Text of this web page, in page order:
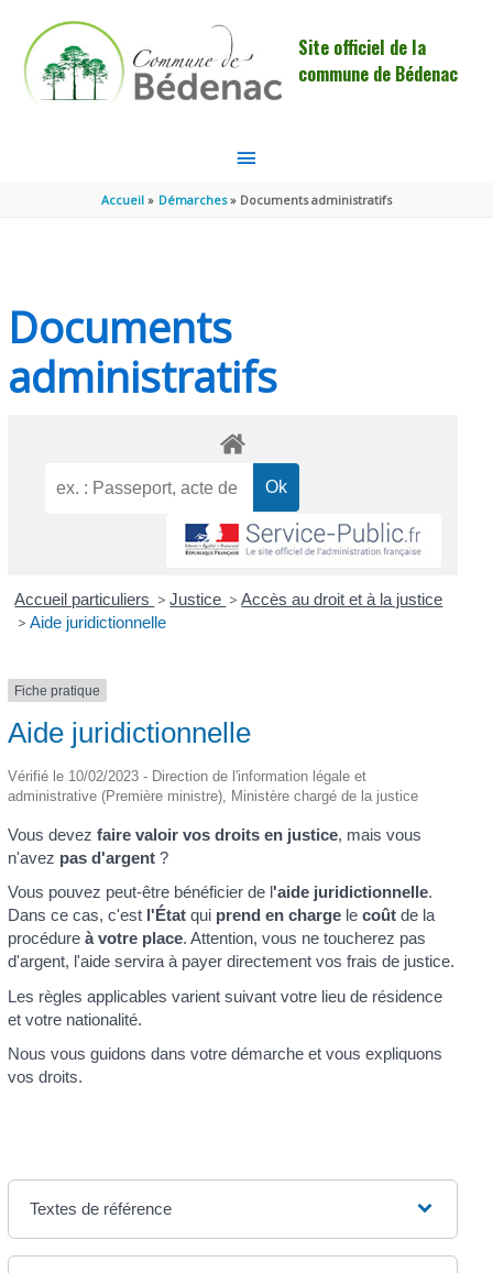
Site officiel de la
commune de Bédenac
MENU
PRINCIPAL
Accueil Démarches Documents administratifs
Documents
administratifs
Accueil particuliers > Justice > Accès au droit et à la justice
> Aide juridictionnelle
Fiche pratique
Aide juridictionnelle
Vérifié le 10/02/2023 - Direction de l'information légale et
administrative (Première ministre), Ministère chargé de la justice
Vous devez faire valoir vos droits en justice, mais vous
n'avez pas d'argent?
Vous pouvez peut-être bénéficier de l 'aide juridictionnelle.
Dans ce cas, c'est l'État qui prend en chargele coûtde la
procédure à votre place. Attention, vous ne toucherez pas
d'argent, l'aide servira à payer directement vos frais de justice.
Les règles applicables varient suivant votre lieu de résidence
et votre nationalité.
Nous vous guidons dans votre démarche et vous expliquons
vos droits.
Textes de référence